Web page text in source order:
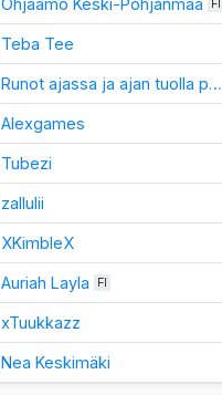
Ohjaamo Keski-Pohjanmaa FI
Teba Tee
Runot ajassa ja ajan tuolla p…
Alexgames
Tubezi
zallulii
XKimbleX
Auriah Layla FI
xTuukkazz
Nea Keskimäki